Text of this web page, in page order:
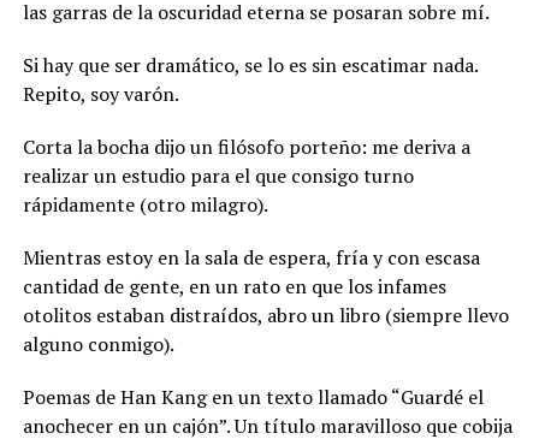
las garras de la oscuridad eterna se posaran sobre mí.
Si hay que ser dramático, se lo es sin escatimar nada.
Repito, soy varón.
Corta la bocha dijo un filósofo porteño: me deriva a
realizar un estudio para el que consigo turno
rápidamente (otro milagro).
Mientras estoy en la sala de espera, fría y con escasa
cantidad de gente, en un rato en que los infames
otolitos estaban distraídos, abro un libro (siempre llevo
alguno conmigo).
Poemas de Han Kang en un texto llamado “Guardé el
anochecer en un cajón”. Un título maravilloso que cobija